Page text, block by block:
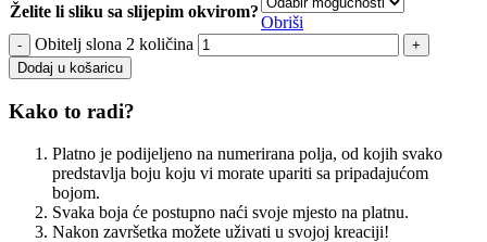
Želite li sliku sa slijepim okvirom?
Obriši
Obitelj slona 2 količina
Dodaj u košaricu
Kako to radi?
Platno je podijeljeno na numerirana polja, od kojih svako
predstavlja boju koju vi morate upariti sa pripadajućom
bojom.
Svaka boja će postupno naći svoje mjesto na platnu.
Nakon završetka možete uživati u svojoj kreaciji!